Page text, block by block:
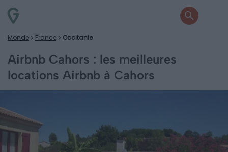
Monde France Occitanie
Airbnb Cahors : les meilleures
locations Airbnb à Cahors